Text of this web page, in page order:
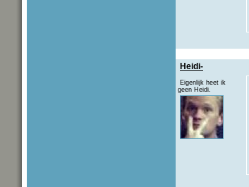
Heidi-
Eigenlijk heet ik
geen Heidi.